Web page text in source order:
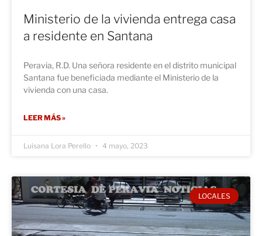
Ministerio de la vivienda entrega casa
a residente en Santana
Peravia, R.D. Una señora residente en el distrito municipal
Santana fue beneficiada mediante el Ministerio de la
vivienda con una casa.
LEER MÁS »
Luisana Lora Perello 4 mayo, 2023
LOCALES